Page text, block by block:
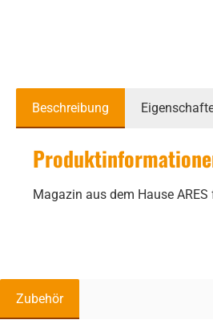
Beschreibung
Magazin aus dem Hause
Zubehör